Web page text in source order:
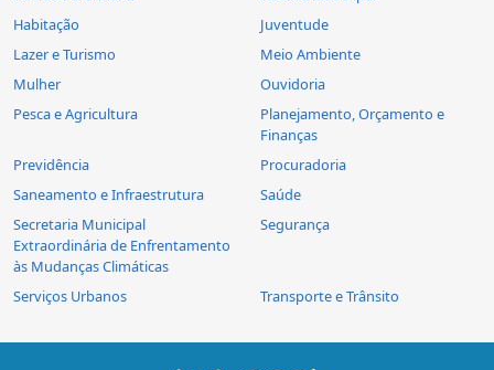
Habitação
Juventude
Lazer e Turismo
Meio Ambiente
Mulher
Ouvidoria
Pesca e Agricultura
Planejamento, Orçamento e
Finanças
Previdência
Procuradoria
Saneamento e Infraestrutura
Saúde
Secretaria Municipal
Extraordinária de Enfrentamento
às Mudanças Climáticas
Segurança
Serviços Urbanos Transporte e Trânsito